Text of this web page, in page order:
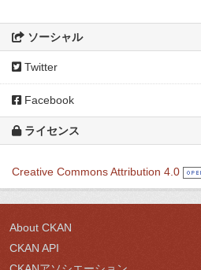
ソーシャル
Twitter
Facebook
ライセンス
Creative Commons Attribution 4.0
About CKAN
CKAN API